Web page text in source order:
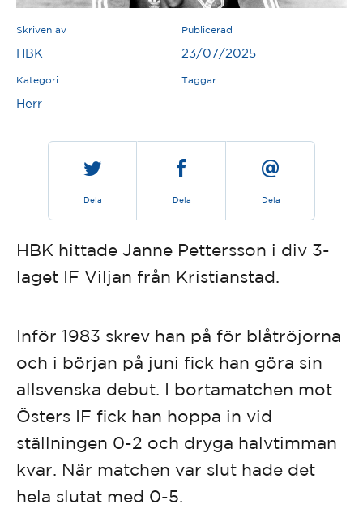
Skriven av
HBK
Publicerad
23/07/2025
Kategori
Herr
Taggar
Dela Dela Dela
HBK hittade Janne Pettersson i div 3-
laget IF Viljan från Kristianstad.
Inför 1983 skrev han på för blåtröjorna
och i början på juni fick han göra sin
allsvenska debut. I bortamatchen mot
Östers IF fick han hoppa in vid
ställningen 0-2 och dryga halvtimman
kvar. När matchen var slut hade det
hela slutat med 0-5.